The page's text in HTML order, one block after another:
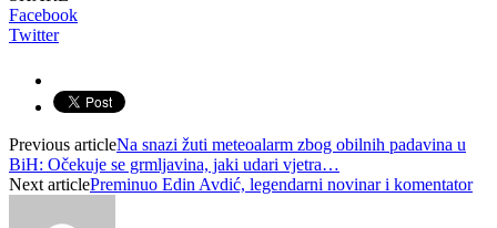
Facebook
Twitter
Previous articleNa snazi žuti meteoalarm zbog obilnih padavina u
BiH: Očekuje se grmljavina, jaki udari vjetra…
Next articlePreminuo Edin Avdić, legendarni novinar i komentator